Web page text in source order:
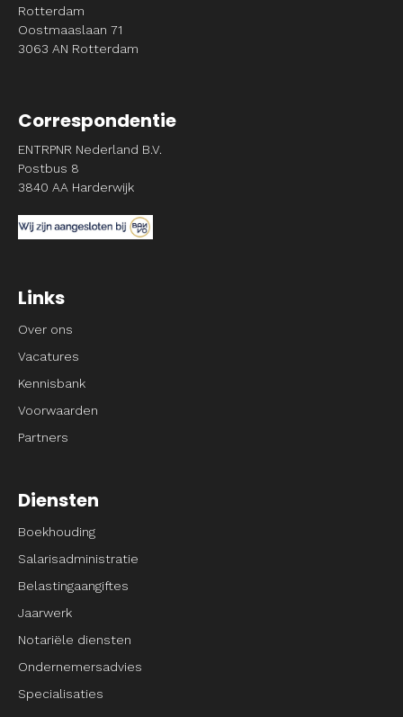
Rotterdam
Oostmaaslaan 71
3063 AN Rotterdam
Correspondentie
ENTRPNR Nederland B.V.
Postbus 8
3840 AA Harderwijk
Links
Over ons
Vacatures
Kennisbank
Voorwaarden
Partners
Diensten
Boekhouding
Salarisadministratie
Belastingaangiftes
Jaarwerk
Notariële diensten
Ondernemersadvies
Specialisaties